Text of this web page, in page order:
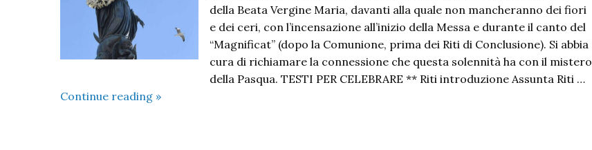
della Beata Vergine Maria, davanti alla quale non mancheranno dei fiori
e dei ceri, con l’incensazione all’inizio della Messa e durante il canto del
“Magnificat” (dopo la Comunione, prima dei Riti di Conclusione). Si abbia
cura di richiamare la connessione che questa solennità ha con il mistero
della Pasqua. TESTI PER CELEBRARE ** Riti introduzione Assunta Riti …
Continue reading Assunta
»